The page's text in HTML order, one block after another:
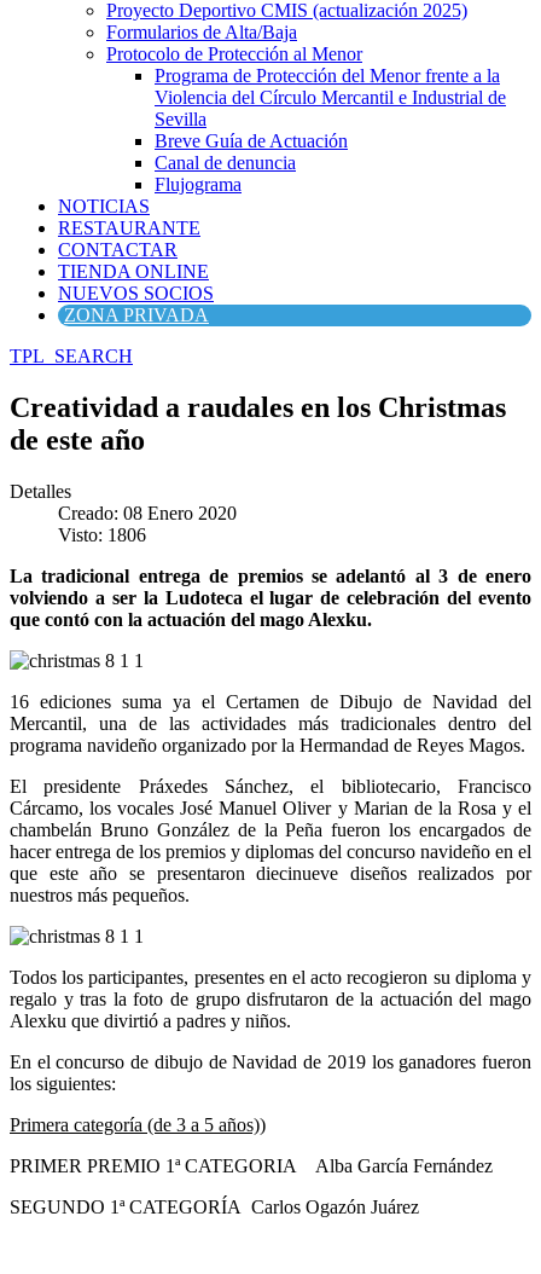
Proyecto Deportivo CMIS (actualización 2025)
Formularios de Alta/Baja
Protocolo de Protección al Menor
Programa de Protección del Menor frente a la
Violencia del Círculo Mercantil e Industrial de
Sevilla
Breve Guía de Actuación
Canal de denuncia
Flujograma
NOTICIAS
RESTAURANTE
CONTACTAR
TIENDA ONLINE
NUEVOS SOCIOS
ZONA PRIVADA
TPL_SEARCH
Creatividad a raudales en los Christmas
de este año
Detalles
Creado: 08 Enero 2020
Visto: 1806
La tradicional entrega de premios se adelantó al 3 de enero
volviendo a ser la Ludoteca el lugar de celebración del evento
que contó con la actuación del mago Alexku.
16 ediciones suma ya el Certamen de Dibujo de Navidad del
Mercantil, una de las actividades más tradicionales dentro del
programa navideño organizado por la Hermandad de Reyes Magos.
El presidente Práxedes Sánchez, el bibliotecario, Francisco
Cárcamo, los vocales José Manuel Oliver y Marian de la Rosa y el
chambelán Bruno González de la Peña fueron los encargados de
hacer entrega de los premios y diplomas del concurso navideño en el
que este año se presentaron diecinueve diseños realizados por
nuestros más pequeños.
Todos los participantes, presentes en el acto recogieron su diploma y
regalo y tras la foto de grupo disfrutaron de la actuación del mago
Alexku que divirtió a padres y niños.
En el concurso de dibujo de Navidad de 2019 los ganadores fueron
los siguientes:
Primera categoría (de 3 a 5 años))
PRIMER PREMIO 1ª CATEGORIA Alba García Fernández
SEGUNDO 1ª CATEGORÍA Carlos Ogazón Juárez